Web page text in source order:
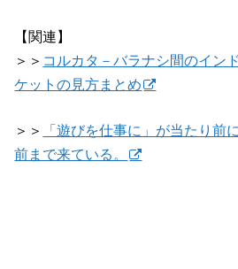
【関連】
＞＞ コルカタ－バラナシ間のイン
ケットの見方まとめ
＞＞
「遊びを仕事に」が当たり前
前まで来ている。